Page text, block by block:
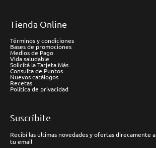
Tienda Online
Términos y condiciones
Bases de promociones
Medios de Pago
Vida saludable
Solicitá la Tarjeta Más
Consulta de Puntos
Nuevos catálogos
Recetas
Política de privacidad
Suscríbite
Recibí las ultimas novedades y ofertas direcamente a
tu email